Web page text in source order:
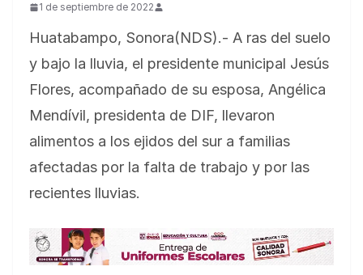
1 de septiembre de 2022
Huatabampo, Sonora(NDS).- A ras del suelo
y bajo la lluvia, el presidente municipal Jesús
Flores, acompañado de su esposa, Angélica
Mendívil, presidenta de DIF, llevaron
alimentos a los ejidos del sur a familias
afectadas por la falta de trabajo y por las
recientes lluvias.